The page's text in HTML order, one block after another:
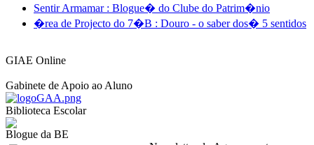
Sentir Armamar: Blogue� do Clube do Patrim�nio
�rea de Projecto do 7�B : Douro - o saber dos� 5 sentidos
GIAE Online
Gabinete de Apoio ao Aluno
Biblioteca Escolar
Blogue da BE